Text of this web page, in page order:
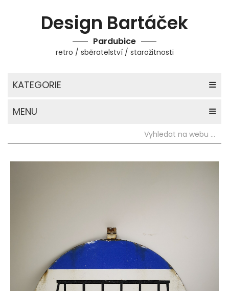
Design Bartáček
Pardubice
retro / sběratelství / starožitnosti
KATEGORIE
MENU